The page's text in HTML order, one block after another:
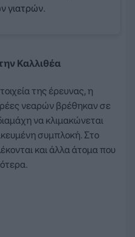
γιατρών.
Καλλιθέα
της έρευνας, η
νεαρών βρέθηκαν σε
να κλιμακώνεται
συμπλοκή. Στο
και άλλα άτομα που